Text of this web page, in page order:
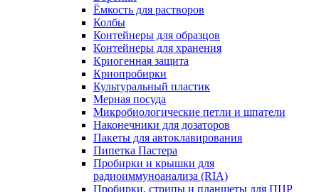
Ёмкость для растворов
Колбы
Контейнеры для образцов
Контейнеры для хранения
Криогенная защита
Криопробирки
Культуральный пластик
Мерная посуда
Микробиологические петли и шпатели
Наконечники для дозаторов
Пакеты для автоклавирования
Пипетка Пастера
Пробирки и крышки для
радиоиммуноанализа (RIA)
Пробирки, стрипы и планшеты для ПЦР